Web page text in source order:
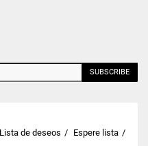
SUBSCRIBE
Lista de deseos
Espere lista